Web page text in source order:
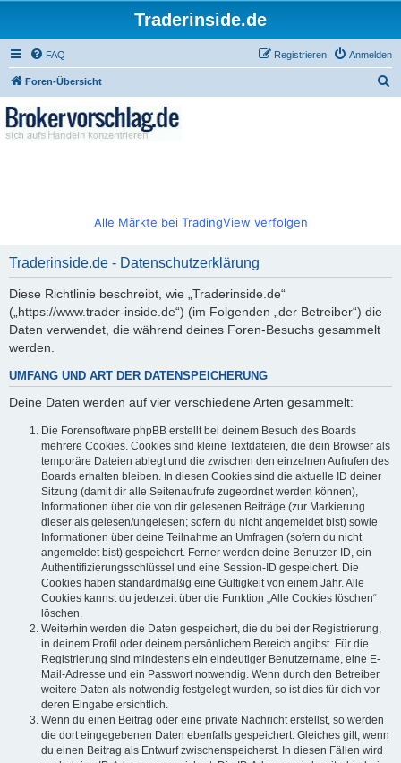
Traderinside.de
FAQ Anmelden
Registrieren
Foren-Übersicht
Alle Märkte bei TradingView verfolgen
Traderinside.de - Datenschutzerklärung
Diese Richtlinie beschreibt, wie „Traderinside.de“
(„https://www.trader-inside.de“) (im Folgenden „der Betreiber“) die
Daten verwendet, die während deines Foren-Besuchs gesammelt
werden.
UMFANG UND ART DER DATENSPEICHERUNG
Deine Daten werden auf vier verschiedene Arten gesammelt:
Die Forensoftware phpBB erstellt bei deinem Besuch des Boards
mehrere Cookies. Cookies sind kleine Textdateien, die dein Browser als
temporäre Dateien ablegt und die zwischen den einzelnen Aufrufen des
Boards erhalten bleiben. In diesen Cookies sind die aktuelle ID deiner
Sitzung (damit dir alle Seitenaufrufe zugeordnet werden können),
Informationen über die von dir gelesenen Beiträge (zur Markierung
dieser als gelesen/ungelesen; sofern du nicht angemeldet bist) sowie
Informationen über deine Teilnahme an Umfragen (sofern du nicht
angemeldet bist) gespeichert. Ferner werden deine Benutzer-ID, ein
Authentifizierungsschlüssel und eine Session-ID gespeichert. Die
Cookies haben standardmäßig eine Gültigkeit von einem Jahr. Alle
Cookies kannst du jederzeit über die Funktion „Alle Cookies löschen“
löschen.
Weiterhin werden die Daten gespeichert, die du bei der Registrierung,
in deinem Profil oder deinem persönlichem Bereich angibst. Für die
Registrierung sind mindestens ein eindeutiger Benutzername, eine E-
Mail-Adresse und ein Passwort notwendig. Wenn durch den Betreiber
weitere Daten als notwendig festgelegt wurden, so ist dies für dich vor
deren Eingabe ersichtlich.
Wenn du einen Beitrag oder eine private Nachricht erstellst, so werden
die dort eingegebenen Daten ebenfalls gespeichert. Gleiches gilt, wenn
du einen Beitrag als Entwurf zwischenspeicherst. In diesen Fällen wird